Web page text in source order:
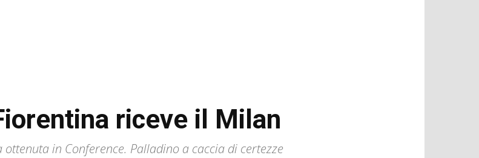
riceve il Milan
in Conference. Palladino a caccia di certezze